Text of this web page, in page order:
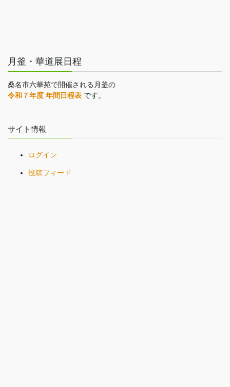
月釜・華道展日程
桑名市六華苑で開催される月釜の
令和７年度 年間日程表 です。
サイト情報
ログイン
投稿フィード